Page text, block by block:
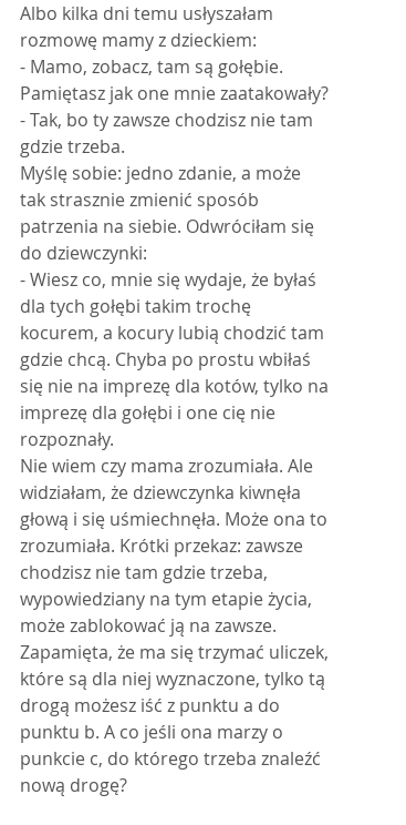
Albo kilka dni temu usłyszałam
rozmowę mamy z dzieckiem:
- Mamo, zobacz, tam są gołębie.
Pamiętasz jak one mnie zaatakowały?
- Tak, bo ty zawsze chodzisz nie tam
gdzie trzeba.
Myślę sobie: jedno zdanie, a może
tak strasznie zmienić sposób
patrzenia na siebie. Odwróciłam się
do dziewczynki:
- Wiesz co, mnie się wydaje, że byłaś
dla tych gołębi takim trochę
kocurem, a kocury lubią chodzić tam
gdzie chcą. Chyba po prostu wbiłaś
się nie na imprezę dla kotów, tylko na
imprezę dla gołębi i one cię nie
rozpoznały.
Nie wiem czy mama zrozumiała. Ale
widziałam, że dziewczynka kiwnęła
głową i się uśmiechnęła. Może ona to
zrozumiała. Krótki przekaz: zawsze
chodzisz nie tam gdzie trzeba,
wypowiedziany na tym etapie życia,
może zablokować ją na zawsze.
Zapamięta, że ma się trzymać uliczek,
które są dla niej wyznaczone, tylko tą
drogą możesz iść z punktu a do
punktu b. A co jeśli ona marzy o
punkcie c, do którego trzeba znaleźć
nową drogę?